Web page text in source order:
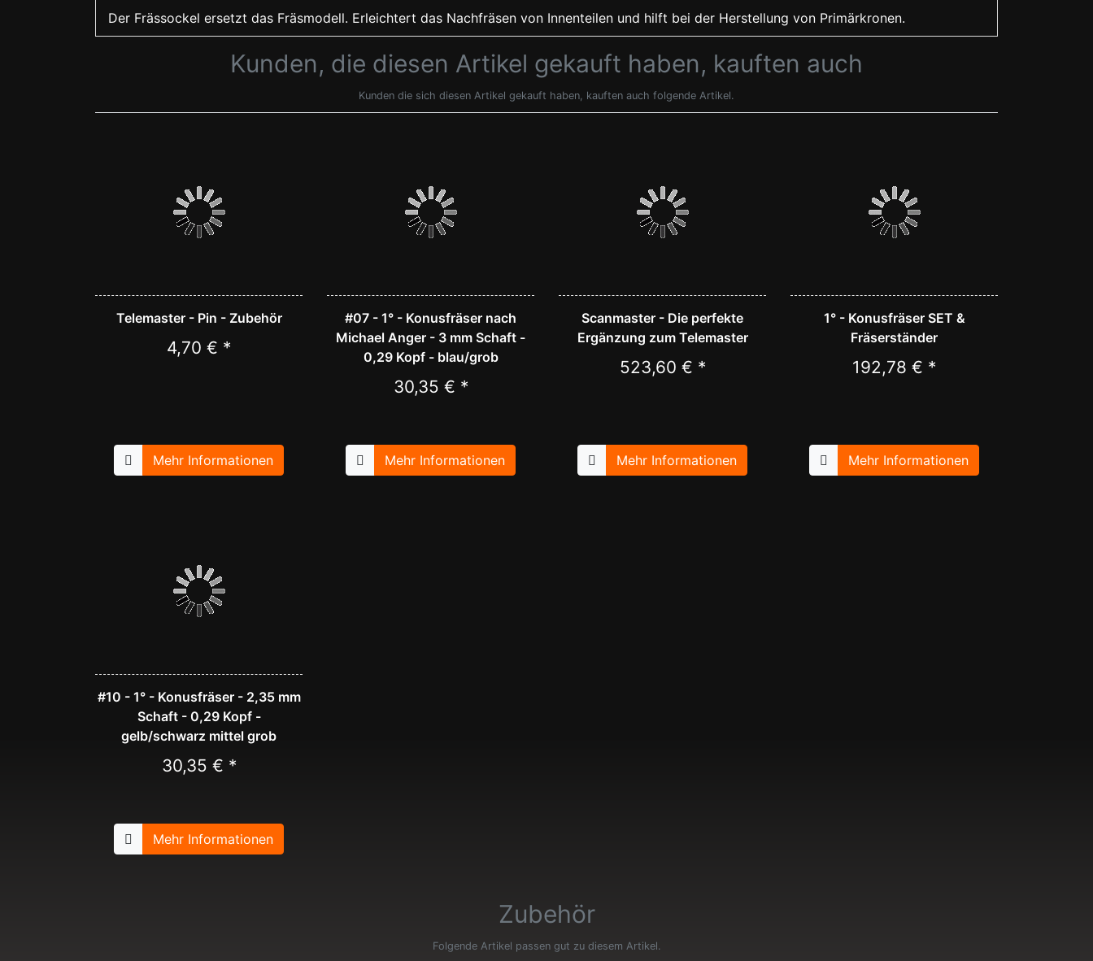
Der Frässockel ersetzt das Fräsmodell. Erleichtert das Nachfräsen von Innenteilen und hilft bei der Herstellung von Primärkronen.
Kunden, die diesen Artikel gekauft haben, kauften auch
Kunden die sich diesen Artikel gekauft haben, kauften auch folgende Artikel.
Telemaster - Pin - Zubehör
4,70 € *
Mehr Informationen
#07 - 1° - Konusfräser nach
Michael Anger - 3 mm Schaft -
0,29 Kopf - blau/grob
30,35 € *
Mehr Informationen
Scanmaster - Die perfekte
Ergänzung zum Telemaster
523,60 € *
Mehr Informationen
1° - Konusfräser SET &
Fräserständer
192,78 € *
Mehr Informationen
#10 - 1° - Konusfräser - 2,35 mm
Schaft - 0,29 Kopf -
gelb/schwarz mittel grob
30,35 € *
Mehr Informationen
Zubehör
Folgende Artikel passen gut zu diesem Artikel.